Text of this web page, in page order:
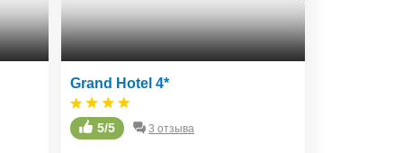
Grand Hotel 4*
5/5 3 отзыва